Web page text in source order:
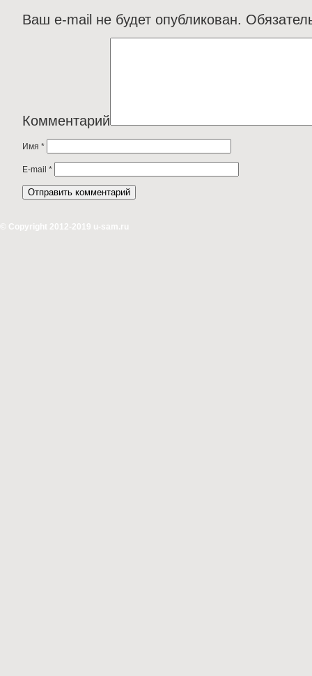
Ваш e-mail не будет опубликован.
Комментарий
Имя *
E-mail *
© Copyright 2012-2019 u-sam.ru